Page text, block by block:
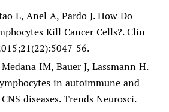
L, Anel A, Pardo J. How Do
Kill Cancer Cells?. Clin
56.
IM, Bauer J, Lassmann H.
in autoimmune and
diseases. Trends Neurosci.